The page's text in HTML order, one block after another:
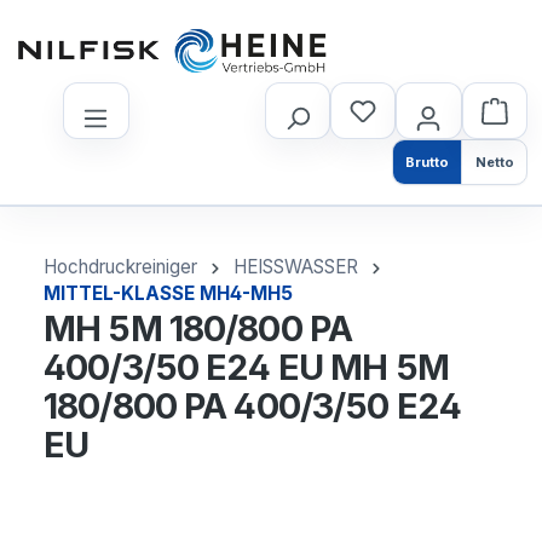
Brutto Netto
Hochdruckreiniger
HEISSWASSER
MITTEL-KLASSE MH4-MH5
MH 5M 180/800 PA
400/3/50 E24 EU MH 5M
180/800 PA 400/3/50 E24
EU